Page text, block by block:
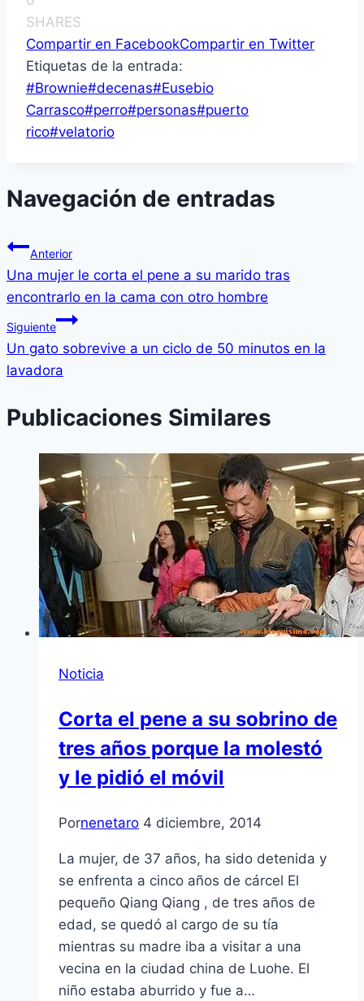
SHARES
Compartir en FacebookCompartir en Twitter
Etiquetas de la entrada:
#Brownie#decenas#Eusebio
Carrasco#perro#personas#puerto
rico#velatorio
Navegación de entradas
Anterior
Una mujer le corta el pene a su marido tras
encontrarlo en la cama con otro hombre
Siguiente
Un gato sobrevive a un ciclo de 50 minutos en la
lavadora
Publicaciones Similares
Noticia
Corta el pene a su sobrino de
tres años porque la molestó
y le pidió el móvil
Pornenetaro 4 diciembre, 2014
La mujer, de 37 años, ha sido detenida y
se enfrenta a cinco años de cárcel El
pequeño Qiang Qiang , de tres años de
edad, se quedó al cargo de su tía
mientras su madre iba a visitar a una
vecina en la ciudad china de Luohe. El
niño estaba aburrido y fue a…